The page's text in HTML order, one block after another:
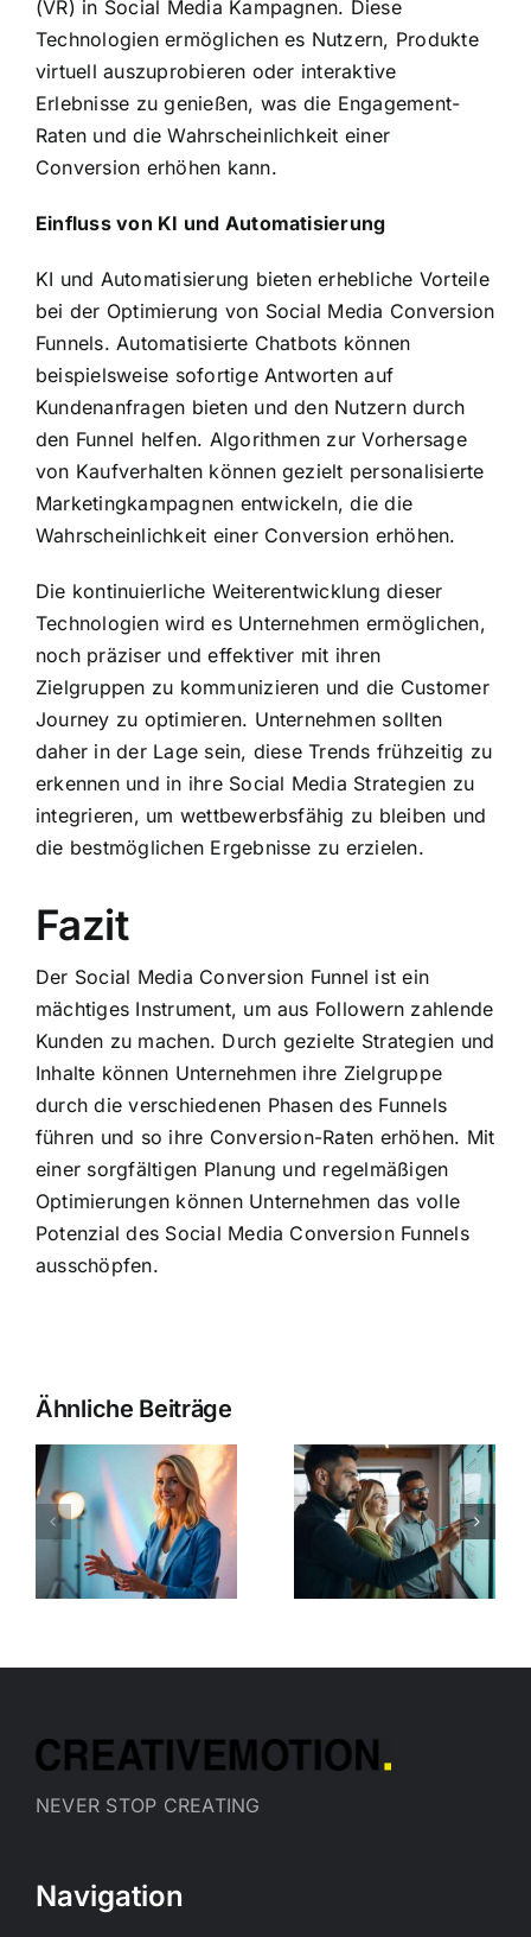
(VR) in Social Media Kampagnen. Diese
Technologien ermöglichen es Nutzern, Produkte
virtuell auszuprobieren oder interaktive
Erlebnisse zu genießen, was die Engagement-
Raten und die Wahrscheinlichkeit einer
Conversion erhöhen kann.
Einfluss von KI und Automatisierung
KI und Automatisierung bieten erhebliche Vorteile
bei der Optimierung von Social Media Conversion
Funnels. Automatisierte Chatbots können
beispielsweise sofortige Antworten auf
Kundenanfragen bieten und den Nutzern durch
den Funnel helfen. Algorithmen zur Vorhersage
von Kaufverhalten können gezielt personalisierte
Marketingkampagnen entwickeln, die die
Wahrscheinlichkeit einer Conversion erhöhen.
Die kontinuierliche Weiterentwicklung dieser
Technologien wird es Unternehmen ermöglichen,
noch präziser und effektiver mit ihren
Zielgruppen zu kommunizieren und die Customer
Journey zu optimieren. Unternehmen sollten
daher in der Lage sein, diese Trends frühzeitig zu
erkennen und in ihre Social Media Strategien zu
integrieren, um wettbewerbsfähig zu bleiben und
die bestmöglichen Ergebnisse zu erzielen.
Fazit
Der Social Media Conversion Funnel ist ein
mächtiges Instrument, um aus Followern zahlende
Kunden zu machen. Durch gezielte Strategien und
Inhalte können Unternehmen ihre Zielgruppe
durch die verschiedenen Phasen des Funnels
führen und so ihre Conversion-Raten erhöhen. Mit
einer sorgfältigen Planung und regelmäßigen
Optimierungen können Unternehmen das volle
Potenzial des Social Media Conversion Funnels
ausschöpfen.
Ähnliche Beiträge
Ratgeber –
Copy
Social
Media
Kampagne
aufbauen:
NEVER STOP CREATING
Navigation